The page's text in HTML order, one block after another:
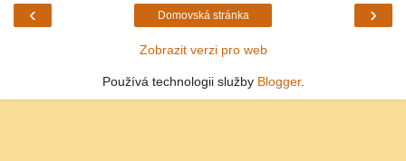
‹ ›
Domovská stránka
Zobrazit verzi pro web
Používá technologii služby Blogger.